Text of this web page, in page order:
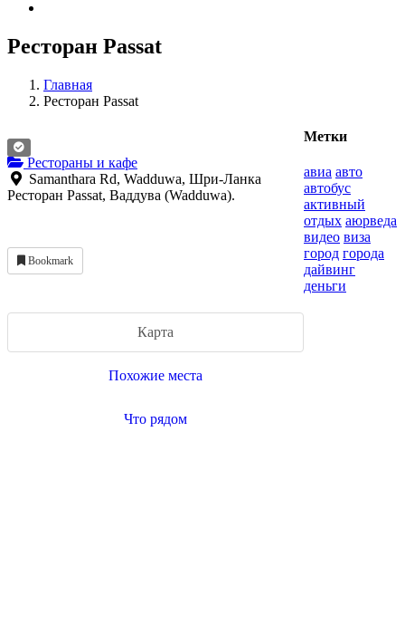
Ресторан Passat
Главная
Ресторан Passat
Рестораны и кафе
Samanthara Rd, Wadduwa, Шри-Ланка
Ресторан Passat, Ваддува (Wadduwa).
Bookmark
Карта
Похожие места
Что рядом
Метки
авиа авто
автобус
активный
отдых аюрведа
видео виза
город города
дайвинг
деньги